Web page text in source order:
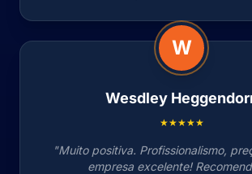
W
Wesdley
★★★★★
"Muito positiva. Profissionalismo,
empresa excelente!